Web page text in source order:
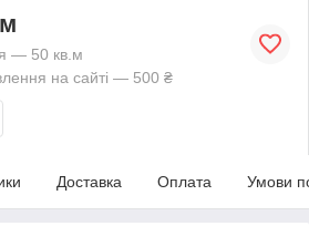
— 50 кв.м
на сайті — 500 ₴
Доставка Оплата Умови